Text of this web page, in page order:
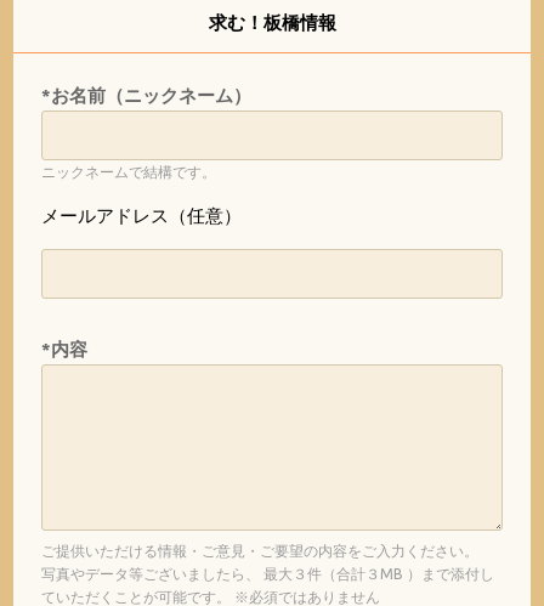
求む！板橋情報
*お名前（ニックネーム）
ニックネームで結構です。
メールアドレス（任意）
*内容
ご提供いただける情報・ご意見・ご要望の内容をご入力ください。
写真やデータ等ございましたら、 最大３件（合計３MB ）まで添付し
ていただくことが可能です。 ※必須ではありません